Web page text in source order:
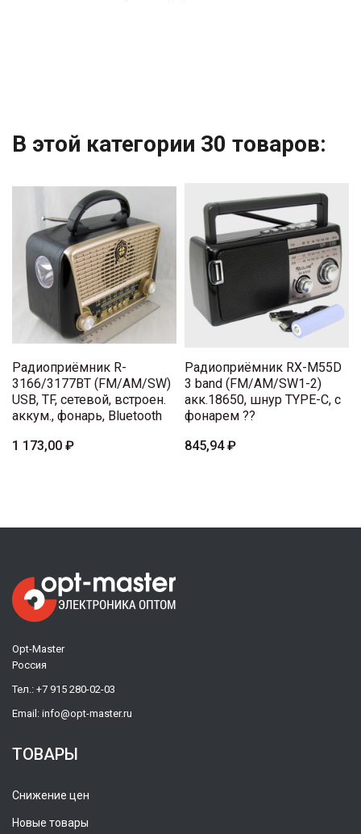
В этой категории 30 товаров:
Радиоприёмник R-
3166/3177BT (FM/AM/SW)
USB, TF, сетевой, встроен.
аккум., фонарь, Bluetooth
1 173,00 ₽
Радиоприёмник RX-M55D
3 band (FM/AM/SW1-2)
акк.18650, шнур TYPE-C, с
фонарем ??
845,94 ₽
Opt-Master
Россия
Тел.: +7 915 280-02-03
Email: info@opt-master.ru
ТОВАРЫ
Снижение цен
Новые товары